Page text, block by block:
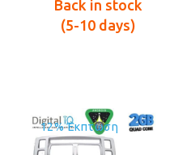
€229.00.
τιμή
είναι:
Back in stock
(5-10 days)
12% Έκπτωση